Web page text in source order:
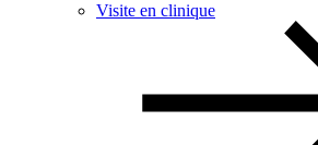
Visite en clinique